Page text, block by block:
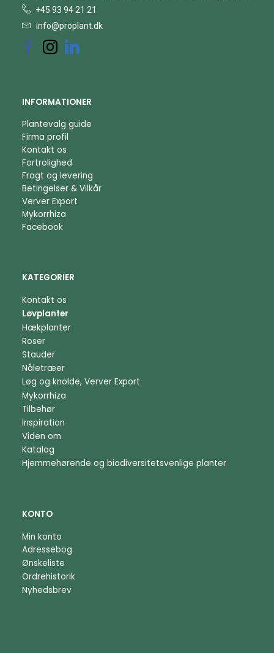
+45 93 94 21 21
info@proplant.dk
INFORMATIONER
Plantevalg guide
Firma profil
Kontakt os
Fortrolighed
Fragt og levering
Betingelser & Vilkår
Verver Export
Mykorrhiza
Facebook
KATEGORIER
Kontakt os
Løvplanter
Hækplanter
Roser
Stauder
Nåletræer
Løg og knolde, Verver Export
Mykorrhiza
Tilbehør
Inspiration
Viden om
Katalog
Hjemmehørende og biodiversitetsvenlige planter
KONTO
Min konto
Adressebog
Ønskeliste
Ordrehistorik
Nyhedsbrev